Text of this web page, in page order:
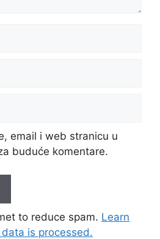
email i web stranicu u
buduće komentare.
to reduce spam. Learn
is processed.